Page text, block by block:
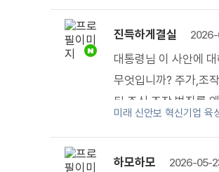
진득하게결실
대통령님 이 사안에
무엇입니까? 주가,조
된 주식 조작 범죄를
일이라 하십니까? ？
은 못 본 척 지나치십
미래 신안보 혁신기업 육
하모하모 2026-05-